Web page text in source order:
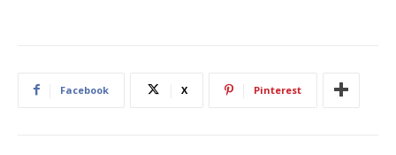
Facebook X Pinterest